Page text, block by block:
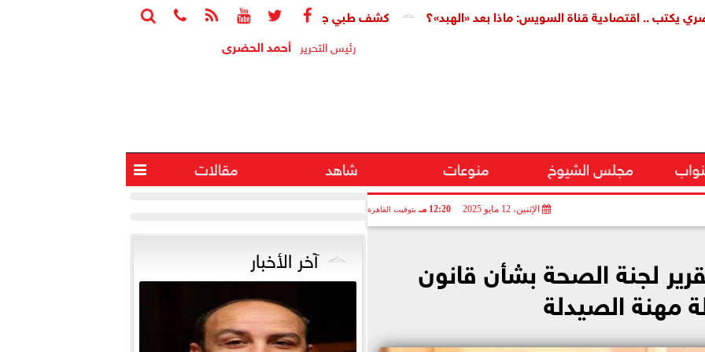






كشف طبي جديد يمهد الطريق لرصد الزهايمر قبل ظهور أعراضه اقتصادية قناة السويس: ماذا بعد «الهبد»؟
رئيس التحرير أحمد الحضرى
مجلس الشيوخ منوعات شاهد مقالات 
الإثنين، 12 مايو 2025 12:20 مـ بتوقيت القاهرة
لجنة الصحة بشأن قانون
مهنة الصيدلة
آخر الأخبار